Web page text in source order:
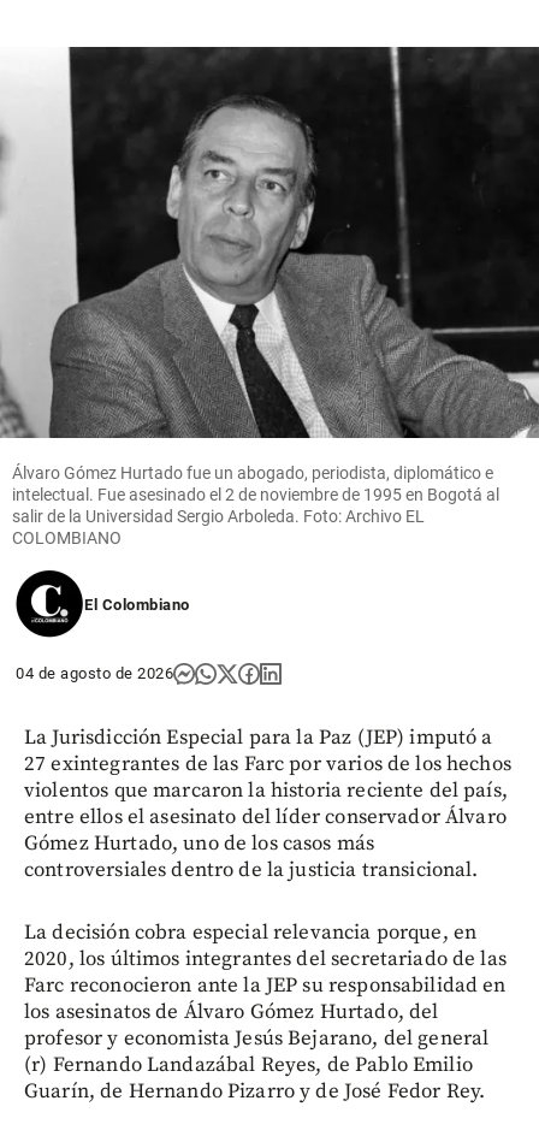
Álvaro Gómez Hurtado fue un abogado, periodista, diplomático e
intelectual. Fue asesinado el 2 de noviembre de 1995 en Bogotá al
salir de la Universidad Sergio Arboleda. Foto: Archivo EL
COLOMBIANO
El Colombiano
04 de agosto de 2026
La Jurisdicción Especial para la Paz (JEP) imputó a
27 exintegrantes de las Farc por varios de los hechos
violentos que marcaron la historia reciente del país,
entre ellos el asesinato del líder conservador Álvaro
Gómez Hurtado, uno de los casos más
controversiales dentro de la justicia transicional.
La decisión cobra especial relevancia porque, en
2020, los últimos integrantes del secretariado de las
Farc reconocieron ante la JEP su responsabilidad en
los asesinatos de Álvaro Gómez Hurtado, del
profesor y economista Jesús Bejarano, del general
(r) Fernando Landazábal Reyes, de Pablo Emilio
Guarín, de Hernando Pizarro y de José Fedor Rey.